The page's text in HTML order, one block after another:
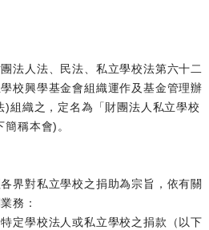
法人法、民法、私立學校法第六十二
校興學基金會組織運作及基金管理辦
)組織之，定名為「財團法人私立學校
稱本會)。
界對私立學校之捐助為宗旨，依有關
務：
定學校法人或私立學校之捐款（以下